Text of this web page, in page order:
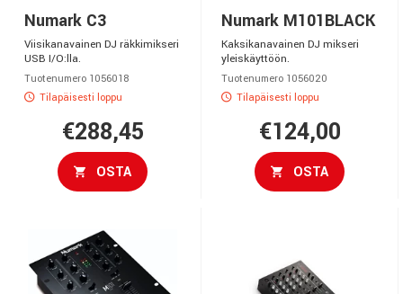
Numark C3
Viisikanavainen DJ räkkimikseri
USB I/O:lla.
Tuotenumero 1056018
Tilapäisesti loppu
€288,45
OSTA
Numark M101BLACK
Kaksikanavainen DJ mikseri
yleiskäyttöön.
Tuotenumero 1056020
Tilapäisesti loppu
€124,00
OSTA